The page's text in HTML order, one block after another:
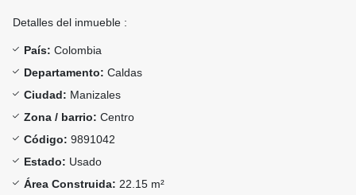
Detalles del inmueble :
País: Colombia
Departamento: Caldas
Ciudad: Manizales
Zona / barrio: Centro
Código: 9891042
Estado: Usado
Área Construida: 22.15 m²